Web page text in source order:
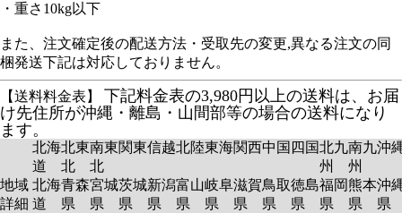
・重さ10kg以下
また、注文確定後の配送方法・受取先の変更,異なる注文の同
梱発送下記は対応しておりません。
【送料料金表】
下記料金表の3,980円以上の送料は、お届
け先住所が沖縄・離島・山間部等の場合の送料になり
ます。
北海
道
北東
北
南東
北
関東信越北陸東海関西中国 四国北九
州
南九
州
沖
地域
詳細
北海
道
青森
県
宮城
県
茨城
県
新潟
県
富山
県
岐阜
県
滋賀
県
鳥取
県
徳島
県
福岡
県
熊本
県
沖